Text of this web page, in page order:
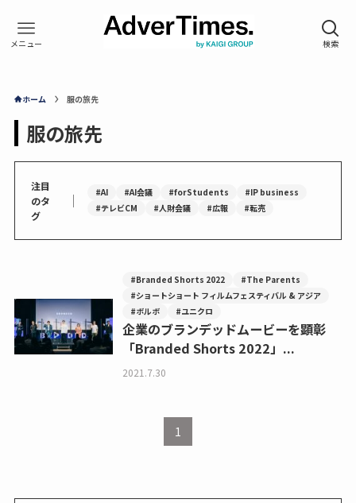
ホーム 服の旅先
服の旅先
注目
のタ
グ
｜ #AI #AI会議 #forStudents
#IP business
#テレビCM
#人財会議 #広報 #転売
#Branded Shorts 2022
#The Parents
#ショートショート フィルムフェスティバル & アジア
#ボルボ
#ユニクロ
企業のブランデッドムービーを顕彰
「Branded Shorts 2022」...
2021.7.30
1